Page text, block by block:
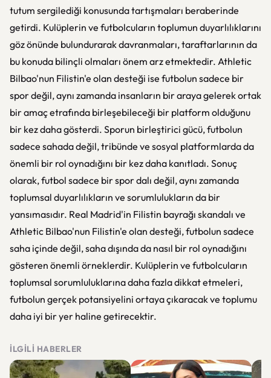
tutum sergilediği konusunda tartışmaları beraberinde
getirdi. Kulüplerin ve futbolcuların toplumun duyarlılıklarını
göz önünde bulundurarak davranmaları, taraftarlarının da
bu konuda bilinçli olmaları önem arz etmektedir. Athletic
Bilbao'nun Filistin'e olan desteği ise futbolun sadece bir
spor değil, aynı zamanda insanların bir araya gelerek ortak
bir amaç etrafında birleşebileceği bir platform olduğunu
bir kez daha gösterdi. Sporun birleştirici gücü, futbolun
sadece sahada değil, tribünde ve sosyal platformlarda da
önemli bir rol oynadığını bir kez daha kanıtladı. Sonuç
olarak, futbol sadece bir spor dalı değil, aynı zamanda
toplumsal duyarlılıkların ve sorumlulukların da bir
yansımasıdır. Real Madrid'in Filistin bayrağı skandalı ve
Athletic Bilbao'nun Filistin'e olan desteği, futbolun sadece
saha içinde değil, saha dışında da nasıl bir rol oynadığını
gösteren önemli örneklerdir. Kulüplerin ve futbolcuların
toplumsal sorumluluklarına daha fazla dikkat etmeleri,
futbolun gerçek potansiyelini ortaya çıkaracak ve toplumu
daha iyi bir yer haline getirecektir.
İLGILI HABERLER